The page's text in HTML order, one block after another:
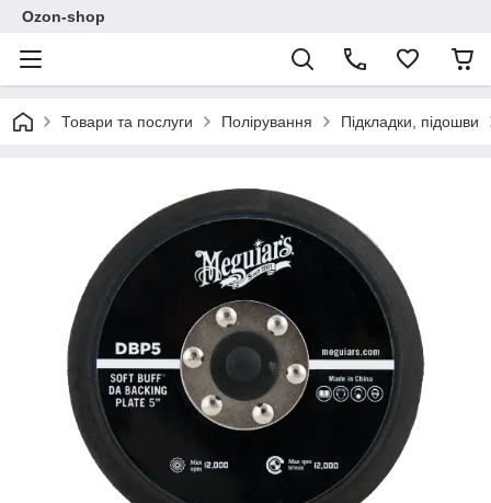
Ozon-shop
Товари та послуги Полірування Підкладки, підошви